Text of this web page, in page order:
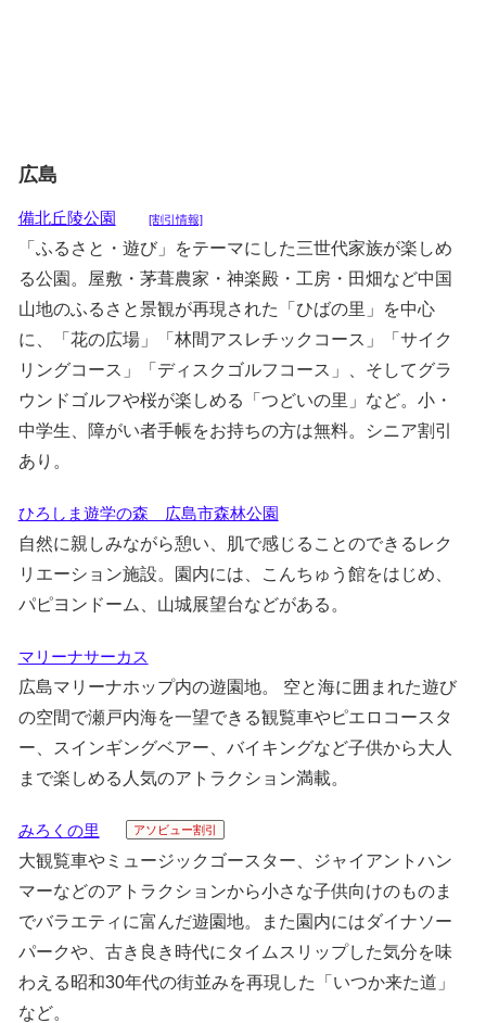
広島
備北丘陵公園 [割引情報]
「ふるさと・遊び」をテーマにした三世代家族が楽しめ
る公園。屋敷・茅葺農家・神楽殿・工房・田畑など中国
山地のふるさと景観が再現された「ひばの里」を中心
に、「花の広場」「林間アスレチックコース」「サイク
リングコース」「ディスクゴルフコース」、そしてグラ
ウンドゴルフや桜が楽しめる「つどいの里」など。小・
中学生、障がい者手帳をお持ちの方は無料。シニア割引
あり。
ひろしま遊学の森 広島市森林公園
自然に親しみながら憩い、肌で感じることのできるレク
リエーション施設。園内には、こんちゅう館をはじめ、
パピヨンドーム、山城展望台などがある。
マリーナサーカス
広島マリーナホップ内の遊園地。 空と海に囲まれた遊び
の空間で瀬戸内海を一望できる観覧車やピエロコースタ
ー、スインギングベアー、バイキングなど子供から大人
まで楽しめる人気のアトラクション満載。
みろくの里 アソビュー割引
大観覧車やミュージックゴースター、ジャイアントハン
マーなどのアトラクションから小さな子供向けのものま
でバラエティに富んだ遊園地。また園内にはダイナソー
パークや、古き良き時代にタイムスリップした気分を味
わえる昭和30年代の街並みを再現した「いつか来た道」
など。